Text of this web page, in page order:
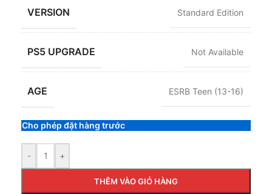
VERSION Standard Edition
PS5 UPGRADE Not Available
AGE ESRB Teen (13-16)
Cho phép đặt hàng trước
- +
THÊM VÀO GIỎ HÀNG